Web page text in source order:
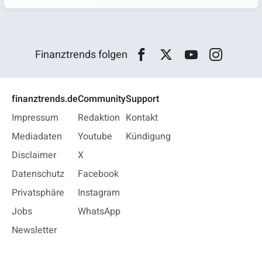
Finanztrends folgen
finanztrends.de
Impressum
Mediadaten
Disclaimer
Datenschutz
Privatsphäre
Jobs
Newsletter
Community
Redaktion
Youtube
X
Facebook
Instagram
WhatsApp
Support
Kontakt
Kündigung